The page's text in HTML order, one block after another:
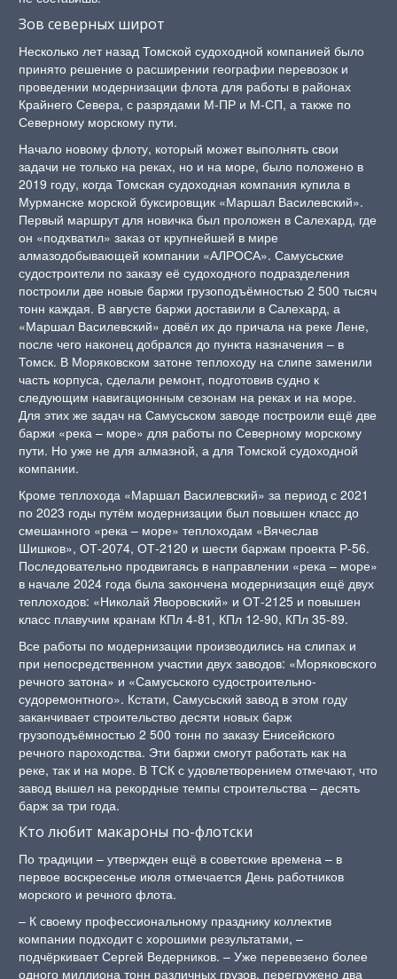
Зов северных широт
Несколько лет назад Томской судоходной компанией было
принято решение о расширении географии перевозок и
проведении модернизации флота для работы в районах
Крайнего Севера, с разрядами М-ПР и М-СП, а также по
Северному морскому пути.
Начало новому флоту, который может выполнять свои
задачи не только на реках, но и на море, было положено в
2019 году, когда Томская судоходная компания купила в
Мурманске морской буксировщик «Маршал Василевский».
Первый маршрут для новичка был проложен в Салехард, где
он «подхватил» заказ от крупнейшей в мире
алмазодобывающей компании «АЛРОСА». Самусьские
судостроители по заказу её судоходного подразделения
построили две новые баржи грузоподъёмностью 2 500 тысяч
тонн каждая. В августе баржи доставили в Салехард, а
«Маршал Василевский» довёл их до причала на реке Лене,
после чего наконец добрался до пункта назначения – в
Томск. В Моряковском затоне теплоходу на слипе заменили
часть корпуса, сделали ремонт, подготовив судно к
следующим навигационным сезонам на реках и на море.
Для этих же задач на Самусьском заводе построили ещё две
баржи «река – море» для работы по Северному морскому
пути. Но уже не для алмазной, а для Томской судоходной
компании.
Кроме теплохода «Маршал Василевский» за период с 2021
по 2023 годы путём модернизации был повышен класс до
смешанного «река – море» теплоходам «Вячеслав
Шишков», ОТ-2074, ОТ-2120 и шести баржам проекта Р-56.
Последовательно продвигаясь в направлении «река – море»
в начале 2024 года была закончена модернизация ещё двух
теплоходов: «Николай Яворовский» и ОТ-2125 и повышен
класс плавучим кранам КПл 4-81, КПл 12-90, КПл 35-89.
Все работы по модернизации производились на слипах и
при непосредственном участии двух заводов: «Моряковского
речного затона» и «Самусьского судостроительно-
судоремонтного». Кстати, Самусьский завод в этом году
заканчивает строительство десяти новых барж
грузоподъёмностью 2 500 тонн по заказу Енисейского
речного пароходства. Эти баржи смогут работать как на
реке, так и на море. В ТСК с удовлетворением отмечают, что
завод вышел на рекордные темпы строительства – десять
барж за три года.
Кто любит макароны по-флотски
По традиции – утвержден ещё в советские времена – в
первое воскресенье июля отмечается День работников
морского и речного флота.
– К своему профессиональному празднику коллектив
компании подходит с хорошими результатами, –
подчёркивает Сергей Ведерников. – Уже перевезено более
одного миллиона тонн различных грузов, перегружено два